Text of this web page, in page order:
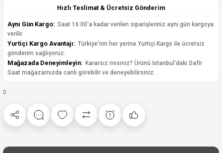
Hızlı Teslimat & Ücretsiz Gönderim
Aynı Gün Kargo: Saat 16:00'a kadar verilen siparişleriniz aynı gün kargoya
verilir.
Yurtiçi Kargo Avantajı: Türkiye'nin her yerine Yurtiçi Kargo ile ücretsiz
gönderim sağlıyoruz.
Mağazada Deneyimleyin: Kararsız mısınız? Ürünü İstanbul'daki Safir
Saat mağazamızda canlı görebilir ve deneyebilirsiniz.